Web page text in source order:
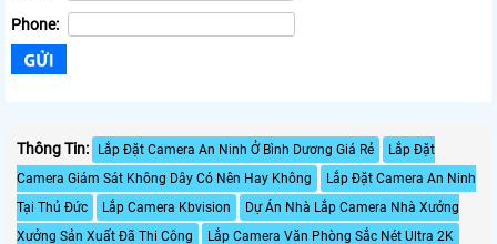
Phone:
Thông Tin: Lắp Đặt Camera An Ninh Ở Bình Dương Giá Rẻ
Lắp Đặt
Camera Giám Sát Không Dây Có Nên Hay Không
Lắp Đặt Camera An Ninh
Tại Thủ Đức
Lắp Camera Kbvision
Dự Án Nhà Lắp Camera Nhà Xưởng
Xưởng Sản Xuất Đã Thi Công
Lắp Camera Văn Phòng Sắc Nét Ultra 2K